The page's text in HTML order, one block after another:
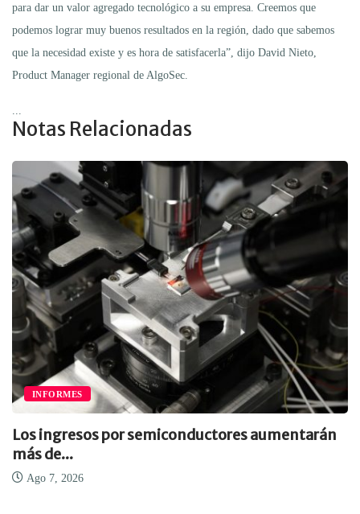
para dar un valor agregado tecnológico a su empresa. Creemos que
podemos lograr muy buenos resultados en la región, dado que sabemos
que la necesidad existe y es hora de satisfacerla”, dijo David Nieto,
Product Manager regional de AlgoSec.
Notas Relacionadas
INFORMES
Los ingresos por semiconductores aumentarán
más de...
Ago 7, 2026